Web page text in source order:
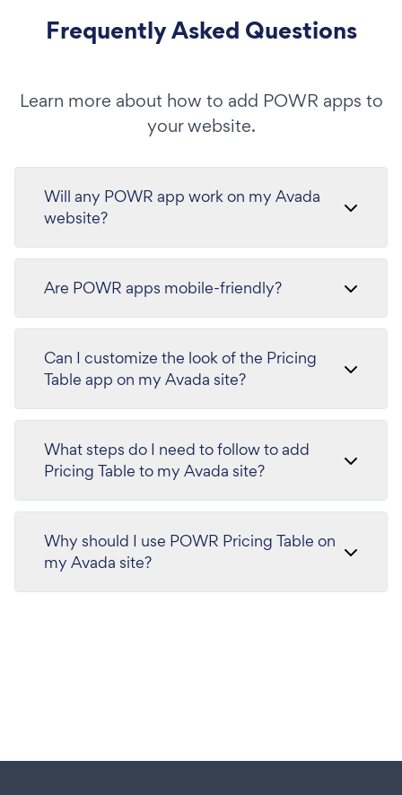
Frequently Asked Questions
Learn more about how to add POWR apps to
your website.
Will any POWR app work on my Avada
website?
Are POWR apps mobile-friendly?
Can I customize the look of the Pricing
Table app on my Avada site?
What steps do I need to follow to add
Pricing Table to my Avada site?
Why should I use POWR Pricing Table on
my Avada site?